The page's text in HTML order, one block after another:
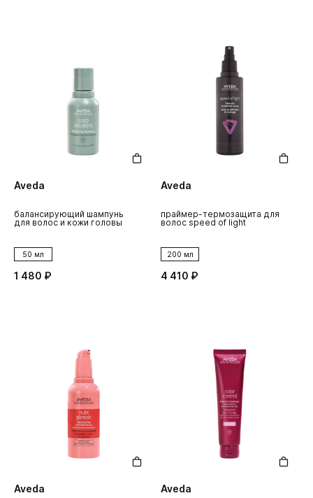
Aveda
балансирующий шампунь
для волос и кожи головы
50 мл
1 480 ₽
Aveda
праймер-термозащита для
волос speed of light
200 мл
4 410 ₽
Aveda Aveda